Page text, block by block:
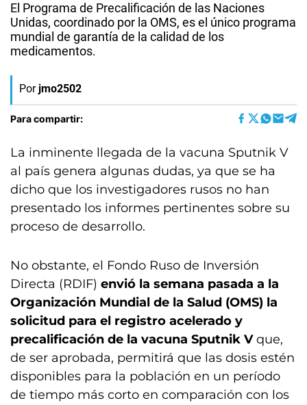
El Programa de Precalificación de las Naciones
Unidas, coordinado por la OMS, es el único programa
mundial de garantía de la calidad de los
medicamentos.
Por jmo2502
Para compartir:
La inminente llegada de la vacuna Sputnik V
al país genera algunas dudas, ya que se ha
dicho que los investigadores rusos no han
presentado los informes pertinentes sobre su
proceso de desarrollo.
No obstante, el Fondo Ruso de Inversión
Directa (RDIF) envió la semana pasada a la
Organización Mundial de la Salud (OMS) la
solicitud para el registro acelerado y
precalificación de la vacuna Sputnik Vque,
de ser aprobada, permitirá que las dosis estén
disponibles para la población en un período
de tiempo más corto en comparación con los